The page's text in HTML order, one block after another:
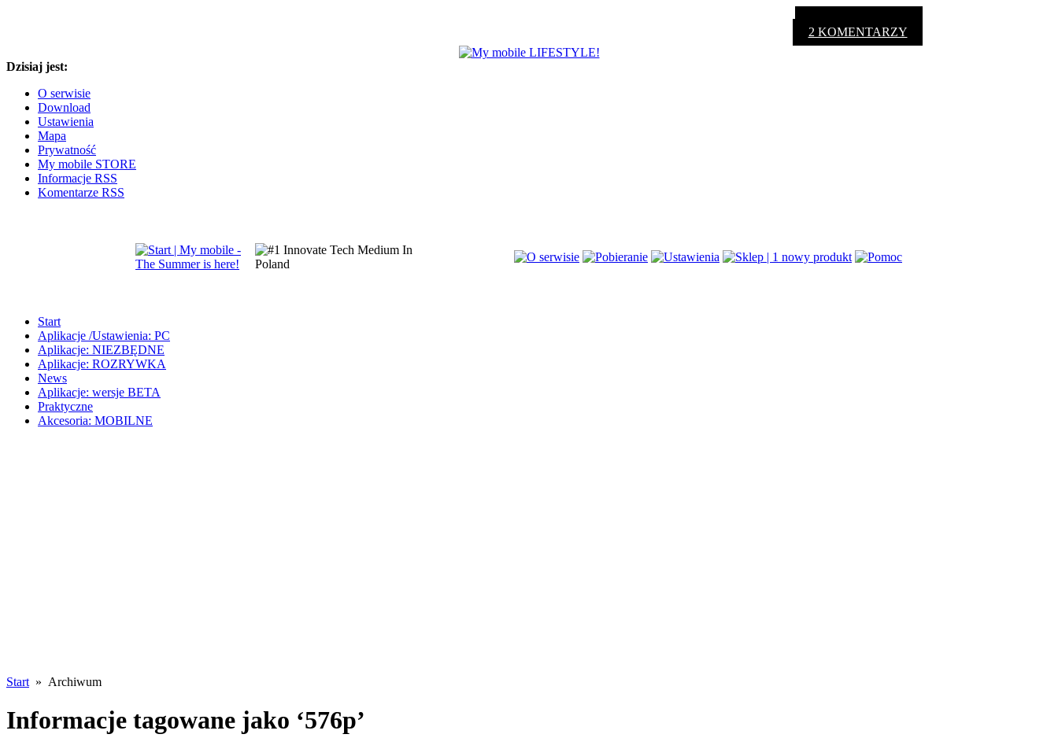
2 KOMENTARZY
Dzisiaj jest:
O serwisie
Download
Ustawienia
Mapa
Prywatność
My mobile STORE
Informacje RSS
Komentarze RSS
Start
Aplikacje /Ustawienia: PC
Aplikacje: NIEZBĘDNE
Aplikacje: ROZRYWKA
News
Aplikacje: wersje BETA
Praktyczne
Akcesoria: MOBILNE
Start » Archiwum
Informacje tagowane jako ‘576p’